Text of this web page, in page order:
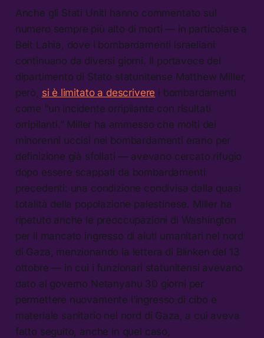
Anche gli Stati Uniti hanno commentato sul
numero sempre più alto di morti — in particolare a
Beit Lahia, dove i bombardamenti israeliani
continuano da diversi giorni. Il portavoce del
dipartimento di Stato statunitense Matthew Miller,
però, si è limitato a descrivere i bombardamenti
come “un incidente orripilante con risultati
orripilanti.” Miller ha ammesso che molti dei
minorenni uccisi nei bombardamenti erano per
definizione già sfollati — avevano cercato rifugio
dopo essere scappati da bombardamenti
precedenti: una condizione condivisa dalla quasi
totalità della popolazione palestinese. Miller ha
ripetuto anche le preoccupazioni di Washington
per il mancato ingresso di aiuti umanitari nel nord
di Gaza, menzionando la lettera di Blinken del 13
ottobre — in cui i funzionari statunitensi avevano
dato al governo Netanyahu 30 giorni per
permettere nuovamente l’ingresso di cibo e
materiale sanitario nel nord di Gaza, a cui aveva
fatto seguito, anche in quel caso,